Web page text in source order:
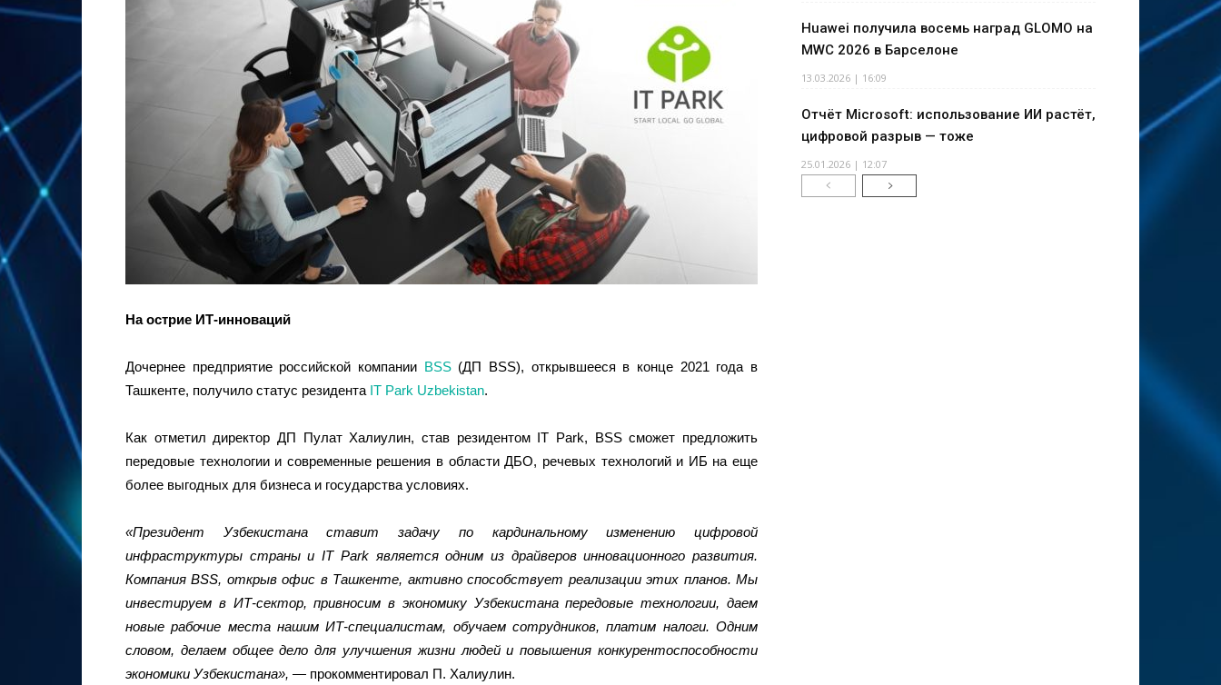
На острие ИТ-инноваций
Дочернее предприятие российской компании BSS(ДП BSS), открывшееся в конце 2021 года в
Ташкенте, получило статус резидента IT Park Uzbekistan.
Как отметил директор ДП Пулат Халиулин, став резидентом IT Park, BSS сможет предложить
передовые технологии и современные решения в области ДБО, речевых технологий и ИБ на еще
более выгодных для бизнеса и государства условиях.
«Президент Узбекистана ставит задачу по кардинальному изменению цифровой
инфраструктуры страны и IT Park является одним из драйверов инновационного развития.
КомпанияBSS, открыв офис в Ташкенте, активно способствует реализации этих планов. Мы
инвестируем в ИТ-сектор, привносим в экономику Узбекистана передовые технологии, даем
новые рабочие места нашим ИТ-специалистам, обучаем сотрудников, платим налоги. Одним
словом, делаем общее дело для улучшения жизни людей и повышения конкурентоспособности
экономики Узбекистана», — прокомментировал П. Халиулин.
Huawei получила восемь наград GLOMO на
MWC 2026 в Барселоне
13.03.2026 | 16:09
Отчёт Microsoft: использование ИИ растёт,
цифровой разрыв — тоже
25.01.2026 | 12:07